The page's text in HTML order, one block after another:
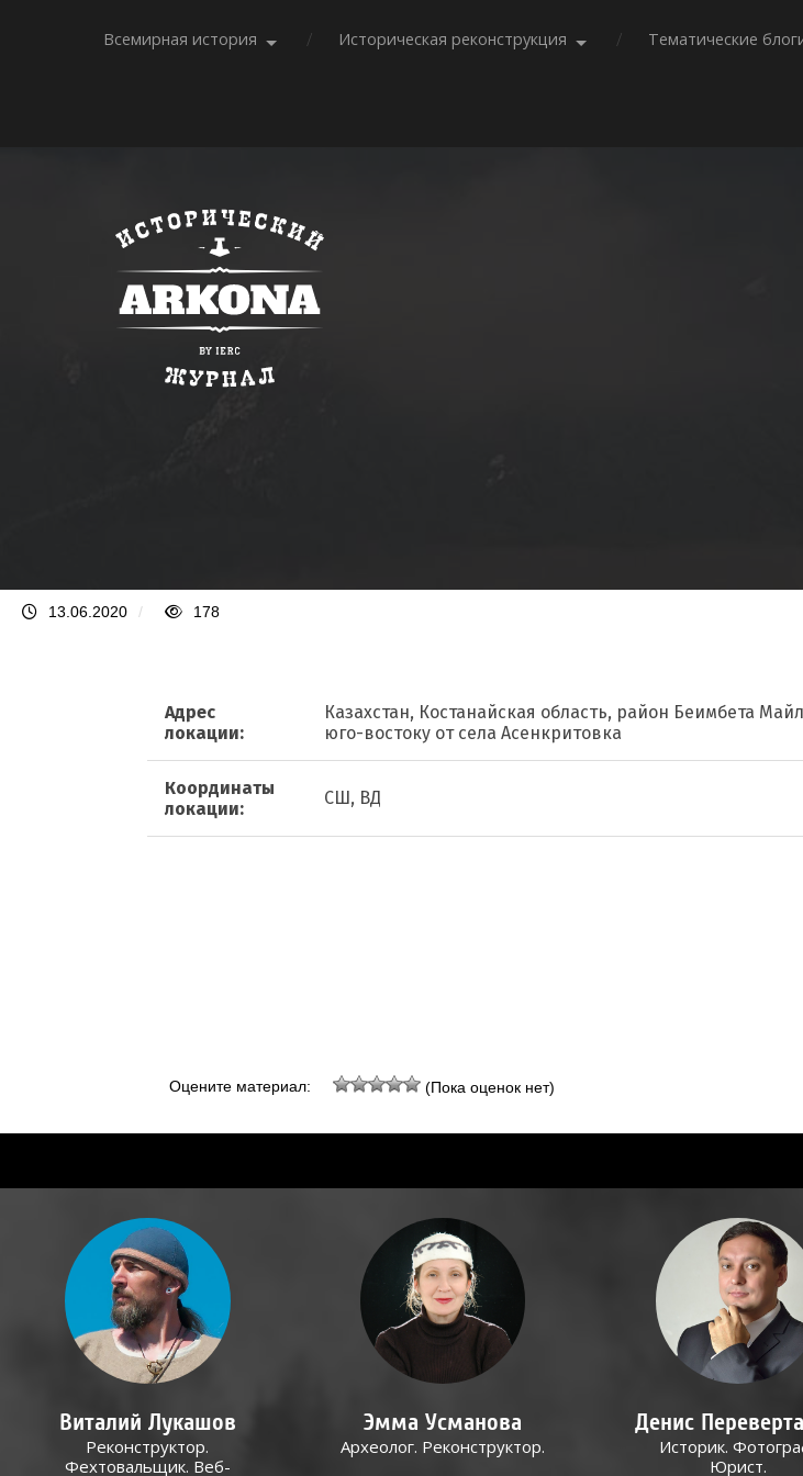
Всемирная история Историческая реконструкция Тематические
13.06.2020 / 178
Адрес
локации:
Казахстан, Костанайская область, район Беимбета
юго-востоку от села Асенкритовка
Координаты
локации:
СШ, ВД
Оцените материал: (Пока оценок нет)
Виталий Лукашов
Реконструктор.
Фехтовальщик. Веб-
Эмма Усманова
Археолог. Реконструктор.
Денис
Историк.
Юрист.